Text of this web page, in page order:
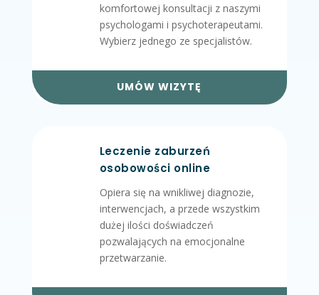
komfortowej konsultacji z naszymi
psychologami i psychoterapeutami.
Wybierz jednego ze specjalistów.
UMÓW WIZYTĘ
Leczenie zaburzeń
osobowości online
Opiera się na wnikliwej diagnozie,
interwencjach, a przede wszystkim
dużej ilości doświadczeń
pozwalających na emocjonalne
przetwarzanie.